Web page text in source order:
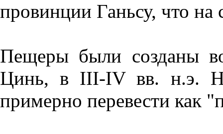
провинции Ганьсу, что на
Пещеры были созданы
Цинь, в III-IV вв. н.э.
примерно перевести как